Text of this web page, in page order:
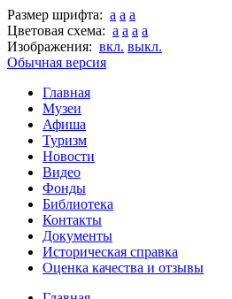
Размер шрифта: a a a
Цветовая схема: a a a a
Изображения: вкл. выкл.
Обычная версия
Главная
Музеи
Афиша
Туризм
Новости
Видео
Фонды
Библиотека
Контакты
Документы
Историческая справка
Оценка качества и отзывы